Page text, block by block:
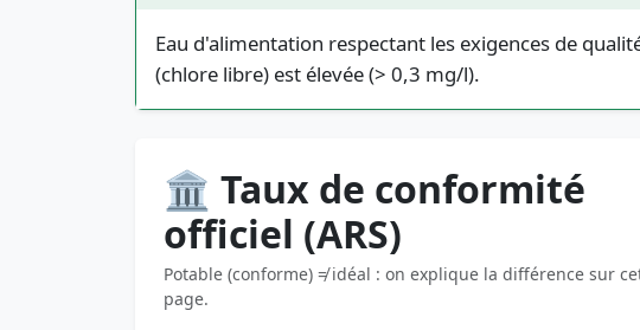
Eau d'alimentation respectant les exigences de
(chlore libre) est élevée (> 0,3 mg/l).
🏛️ Taux de conformité
officiel (ARS)
Potable (conforme) ≠ idéal : on explique la différence sur
page.